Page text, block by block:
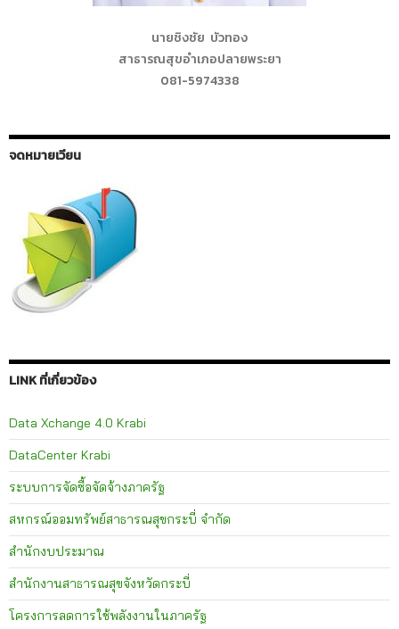
นายชิงชัย บัวทอง
สาธารณสุขอำเภอปลายพระยา
081-5974338
จดหมายเวียน
LINK ที่เกี่ยวข้อง
Data Xchange 4.0 Krabi
DataCenter Krabi
ระบบการจัดซื้อจัดจ้างภาครัฐ
สหกรณ์ออมทรัพย์สาธารณสุขกระบี่ จำกัด
สำนักงบประมาณ
สำนักงานสาธารณสุขจังหวัดกระบี่
โครงการลดการใช้พลังงานในภาครัฐ